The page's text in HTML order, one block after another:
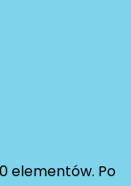
elementów. Po